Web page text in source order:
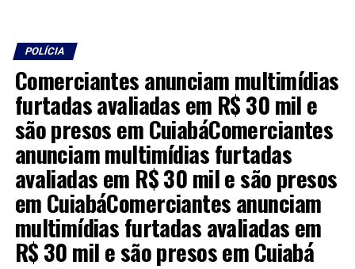
POLÍCIA
Comerciantes anunciam multimídias
furtadas avaliadas em R$ 30 mil e
são presos em CuiabáComerciantes
anunciam multimídias furtadas
avaliadas em R$ 30 mil e são presos
em CuiabáComerciantes anunciam
multimídias furtadas avaliadas em
R$ 30 mil e são presos em Cuiabá